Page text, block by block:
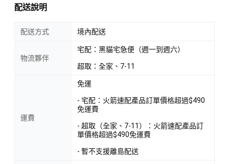
配送說明
配送方式 境內配送
物流夥伴
宅配：黑貓宅急便（週一到週六）
超取：全家、7-11
運費
免運
- 宅配：火箭速配產品訂單價格超過$490
免運費
- 超取（全家、7-11）：火箭速配產品訂
單價格超過$490免運費
- 暫不支援離島配送